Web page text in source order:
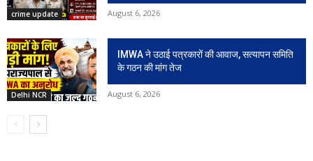
crime update August 6, 2026
Delhi NCR
IMWA ने उठाई पत्रकारों की आवाज, सत्यापन समिति
के गठन की मांग तेज
August 6, 2026